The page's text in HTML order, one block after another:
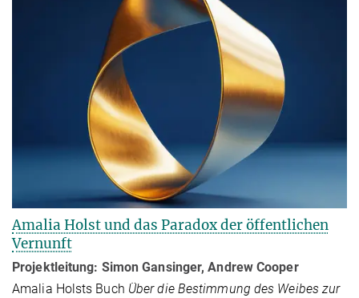
Amalia Holst und das Paradox der öffentlichen
Vernunft
Projektleitung: Simon Gansinger, Andrew Cooper
Amalia Holsts Buch Über die Bestimmung des Weibes zur